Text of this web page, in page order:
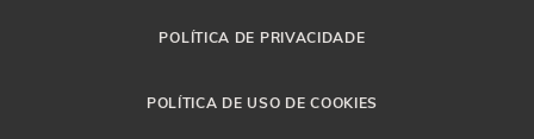
POLÍTICA DE PRIVACIDADE
POLÍTICA DE USO DE COOKIES